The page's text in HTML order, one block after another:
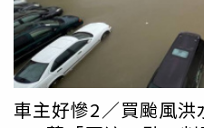
調」、「我以前老闆開米漿5
的」、「但現實是銀行看的是
阿」、「買房確實能證明財
重機、音響鑑價啊」、「房
貸3～400萬的車輕輕鬆鬆」
拿來打卡用的」、「我爸代
車主好慘2／買颱風